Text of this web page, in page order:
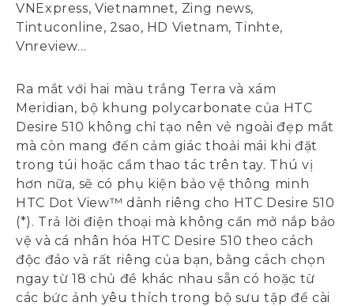
VNExpress, Vietnamnet, Zing news,
Tintuconline, 2sao, HD Vietnam, Tinhte,
Vnreview…
Ra mắt với hai màu trắng Terra và xám
Meridian, bộ khung polycarbonate của HTC
Desire 510 không chỉ tạo nên vẻ ngoài đẹp mắt
mà còn mang đến cảm giác thoải mái khi đặt
trong túi hoặc cầm thao tác trên tay. Thú vị
hơn nữa, sẽ có phụ kiện bảo vệ thông minh
HTC Dot View™ dành riêng cho HTC Desire 510
(*). Trả lời điện thoại mà không cần mở nắp bảo
vệ và cá nhân hóa HTC Desire 510 theo cách
độc đáo và rất riêng của bạn, bằng cách chọn
ngay từ 18 chủ đề khác nhau sẵn có hoặc từ
các bức ảnh yêu thích trong bộ sưu tập để cài